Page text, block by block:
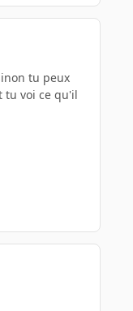
tu peux
tu voi ce qu'il